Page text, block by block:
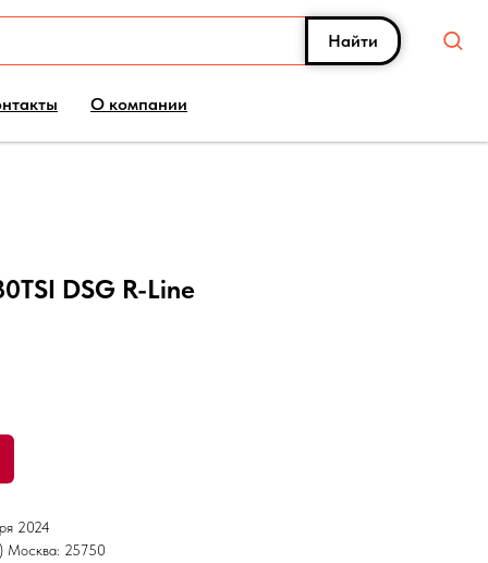
Найти
О компании
DSG R-Line
2024
Москва: 25750